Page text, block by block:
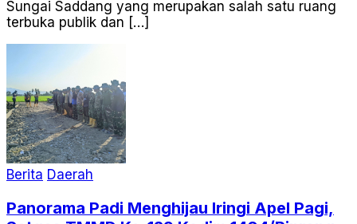
Sungai Saddang yang merupakan salah satu ruang
terbuka publik dan […]
Berita Daerah
Panorama Padi Menghijau Iringi Apel Pagi,